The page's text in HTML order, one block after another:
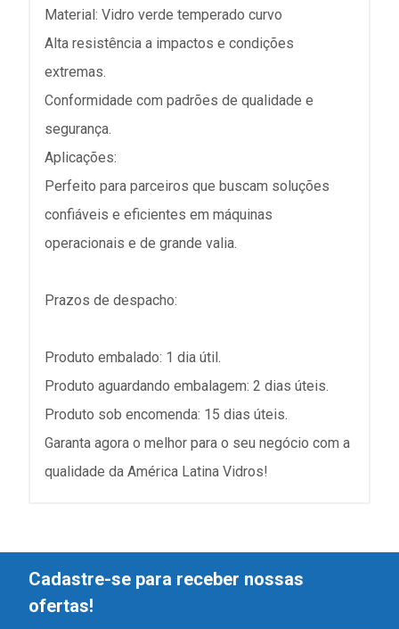
Material: Vidro verde temperado curvo
Alta resistência a impactos e condições
extremas.
Conformidade com padrões de qualidade e
segurança.
Aplicações:
Perfeito para parceiros que buscam soluções
confiáveis e eficientes em máquinas
operacionais e de grande valia.
Prazos de despacho:
Produto embalado: 1 dia útil.
Produto aguardando embalagem: 2 dias úteis.
Produto sob encomenda: 15 dias úteis.
Garanta agora o melhor para o seu negócio com a
qualidade da América Latina Vidros!
Cadastre-se para receber nossas
ofertas!